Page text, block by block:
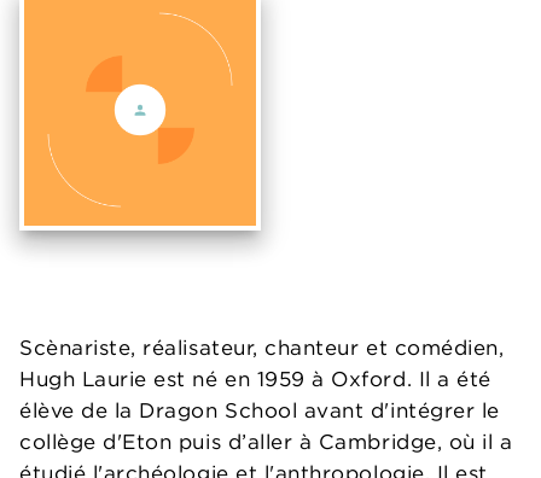
Scènariste, réalisateur, chanteur et comédien,
Hugh Laurie est né en 1959 à Oxford. Il a été
élève de la Dragon School avant d'intégrer le
collège d'Eton puis d’aller à Cambridge, où il a